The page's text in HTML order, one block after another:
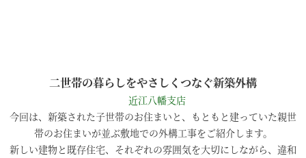
二世帯の暮らしをやさしくつなぐ新築外構
近江八幡支店
今回は、新築された子世帯のお住まいと、もともと建っていた親世
帯のお住まいが並ぶ敷地での外構工事をご紹介します。
新しい建物と既存住宅、それぞれの雰囲気を大切にしながら、違和